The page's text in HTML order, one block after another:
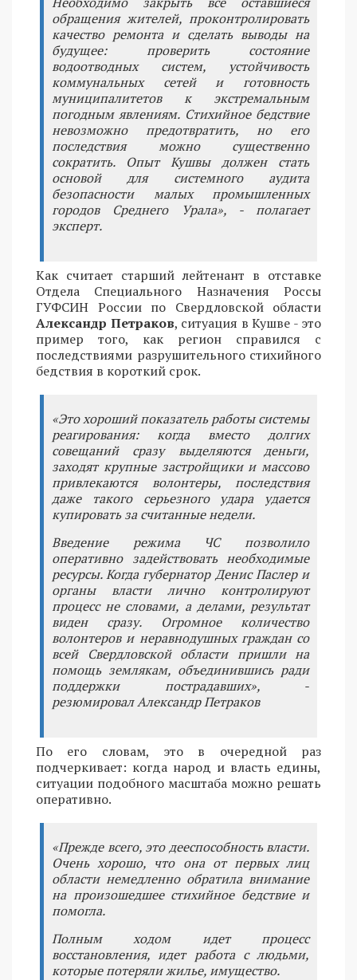
обращения жителей, проконтролировать
качество ремонта и сделать выводы на
будущее: проверить состояние
водоотводных систем, устойчивость
коммунальных сетей и готовность
муниципалитетов к экстремальным
погодным явлениям. Стихийное бедствие
невозможно предотвратить, но его
последствия можно существенно
сократить. Опыт Кушвы должен стать
основой для системного аудита
безопасности малых промышленных
городов Среднего Урала», - полагает
эксперт.
Как считает старший лейтенант в отставке
Отдела Специального Назначения Россы
ГУФСИН России по Свердловской области
Александр Петраков, ситуация в Кушве - это
пример того, как регион справился с
последствиями разрушительного стихийного
бедствия в короткий срок.
«Это хороший показатель работы системы
реагирования: когда вместо долгих
совещаний сразу выделяются деньги,
заходят крупные застройщики и массово
привлекаются волонтеры, последствия
даже такого серьезного удара удается
купировать за считанные недели.
Введение режима ЧС позволило
оперативно задействовать необходимые
ресурсы. Когда губернатор Денис Паслер и
органы власти лично контролируют
процесс не словами, а делами, результат
виден сразу. Огромное количество
волонтеров и неравнодушных граждан со
всей Свердловской области пришли на
помощь землякам, объединившись ради
поддержки пострадавших», -
резюмировал Александр Петраков
По его словам, это в очередной раз
подчеркивает: когда народ и власть едины,
ситуации подобного масштаба можно решать
оперативно.
«Прежде всего, это дееспособность власти.
Очень хорошо, что она от первых лиц
области немедленно обратила внимание
на произошедшее стихийное бедствие и
помогла.
Полным ходом идет процесс
восстановления, идет работа с людьми,
которые потеряли жилье, имущество.